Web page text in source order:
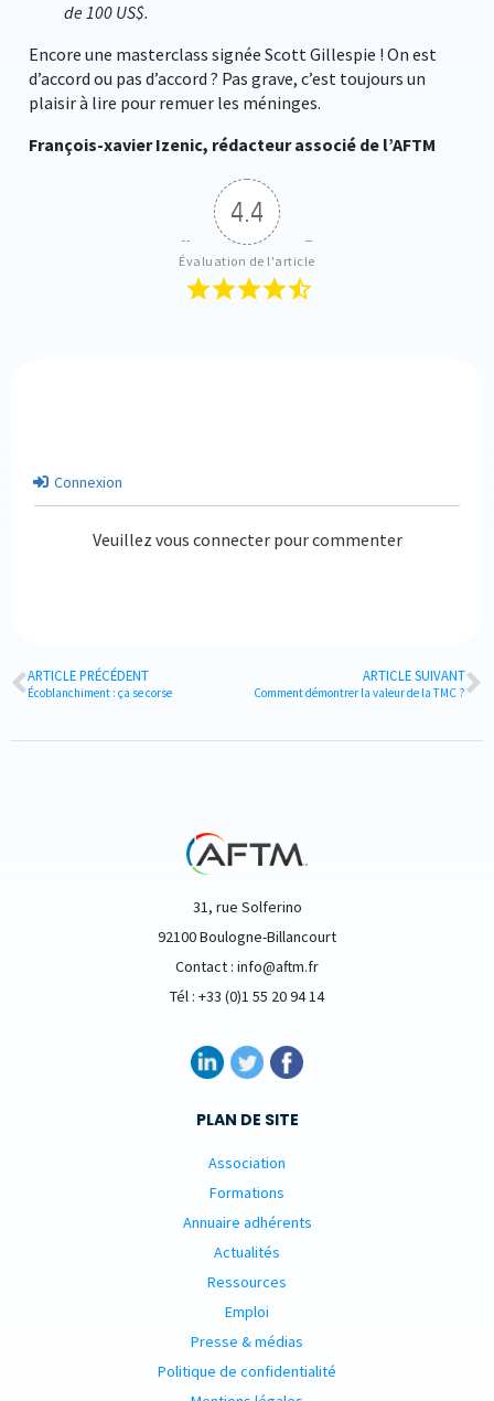
de 100 US$.
Encore une masterclass signée Scott Gillespie ! On est
d’accord ou pas d’accord ? Pas grave, c’est toujours un
plaisir à lire pour remuer les méninges.
François-xavier Izenic, rédacteur associé de l’AFTM
4.4
Évaluation de l'article
Connexion
Veuillez vous connecter pour commenter
ARTICLE PRÉCÉDENT
Écoblanchiment : ça se corse
ARTICLE SUIVANT
Comment démontrer la valeur de la TMC ?
31, rue Solferino
92100 Boulogne-Billancourt
Contact : info@aftm.fr
Tél : +33 (0)1 55 20 94 14
PLAN DE SITE
Association
Formations
Annuaire adhérents
Actualités
Ressources
Emploi
Presse & médias
Politique de confidentialité